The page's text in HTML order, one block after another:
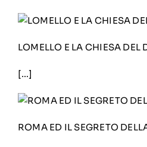
LOMELLO E LA CHIESA DEL
[…]
ROMA ED IL SEGRETO